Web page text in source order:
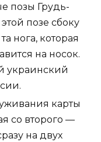
позы Грудь-
позе сбоку
нога, которая
на носок.
украинский
карты
со второго —
на двух